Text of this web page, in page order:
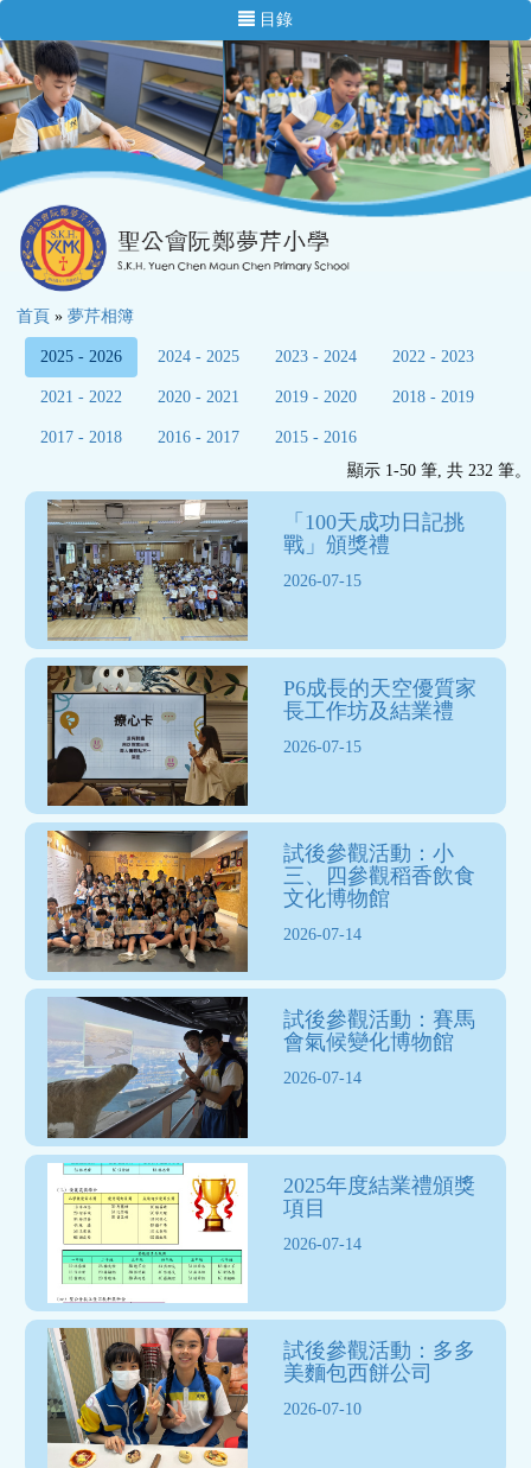
目錄
首頁 » 夢芹相簿
2025 - 2026 2024 - 2025 2023 - 2024 2022 - 2023
2021 - 2022 2020 - 2021 2019 - 2020 2018 - 2019
2017 - 2018 2016 - 2017
2015 - 2016
顯示 1-50 筆, 共 232 筆。
「100天成功日記挑
戰」頒獎禮
2026-07-15
P6成長的天空優質家
長工作坊及結業禮
2026-07-15
試後參觀活動：小
三、四參觀稻香飲食
文化博物館
2026-07-14
試後參觀活動：賽馬
會氣候變化博物館
2026-07-14
2025年度結業禮頒獎
項目
2026-07-14
試後參觀活動：多多
美麵包西餅公司
2026-07-10